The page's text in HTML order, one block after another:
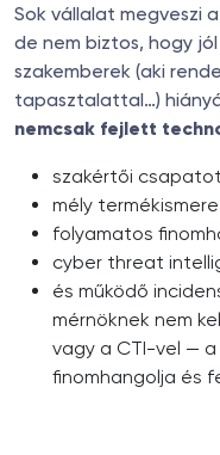
Sok vállalat megveszi
de nem biztos, hogy
szakemberek (aki
tapasztalattal…)
nemcsak fejlett
szakértői
mély
folyamatos
cyber threat
és működő
mérnöknek nem
vagy a CTI-vel —
finomhangolja és